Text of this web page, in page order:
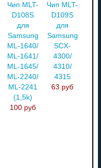
Чип MLT-
D108S
для
Samsung
ML-1640/
ML-1641/
ML-1645/
ML-2240/
ML-2241
(1,5k)
100 руб
Чип MLT-
D109S
для
Samsung
SCX-
4300/
4310/
4315
63 руб